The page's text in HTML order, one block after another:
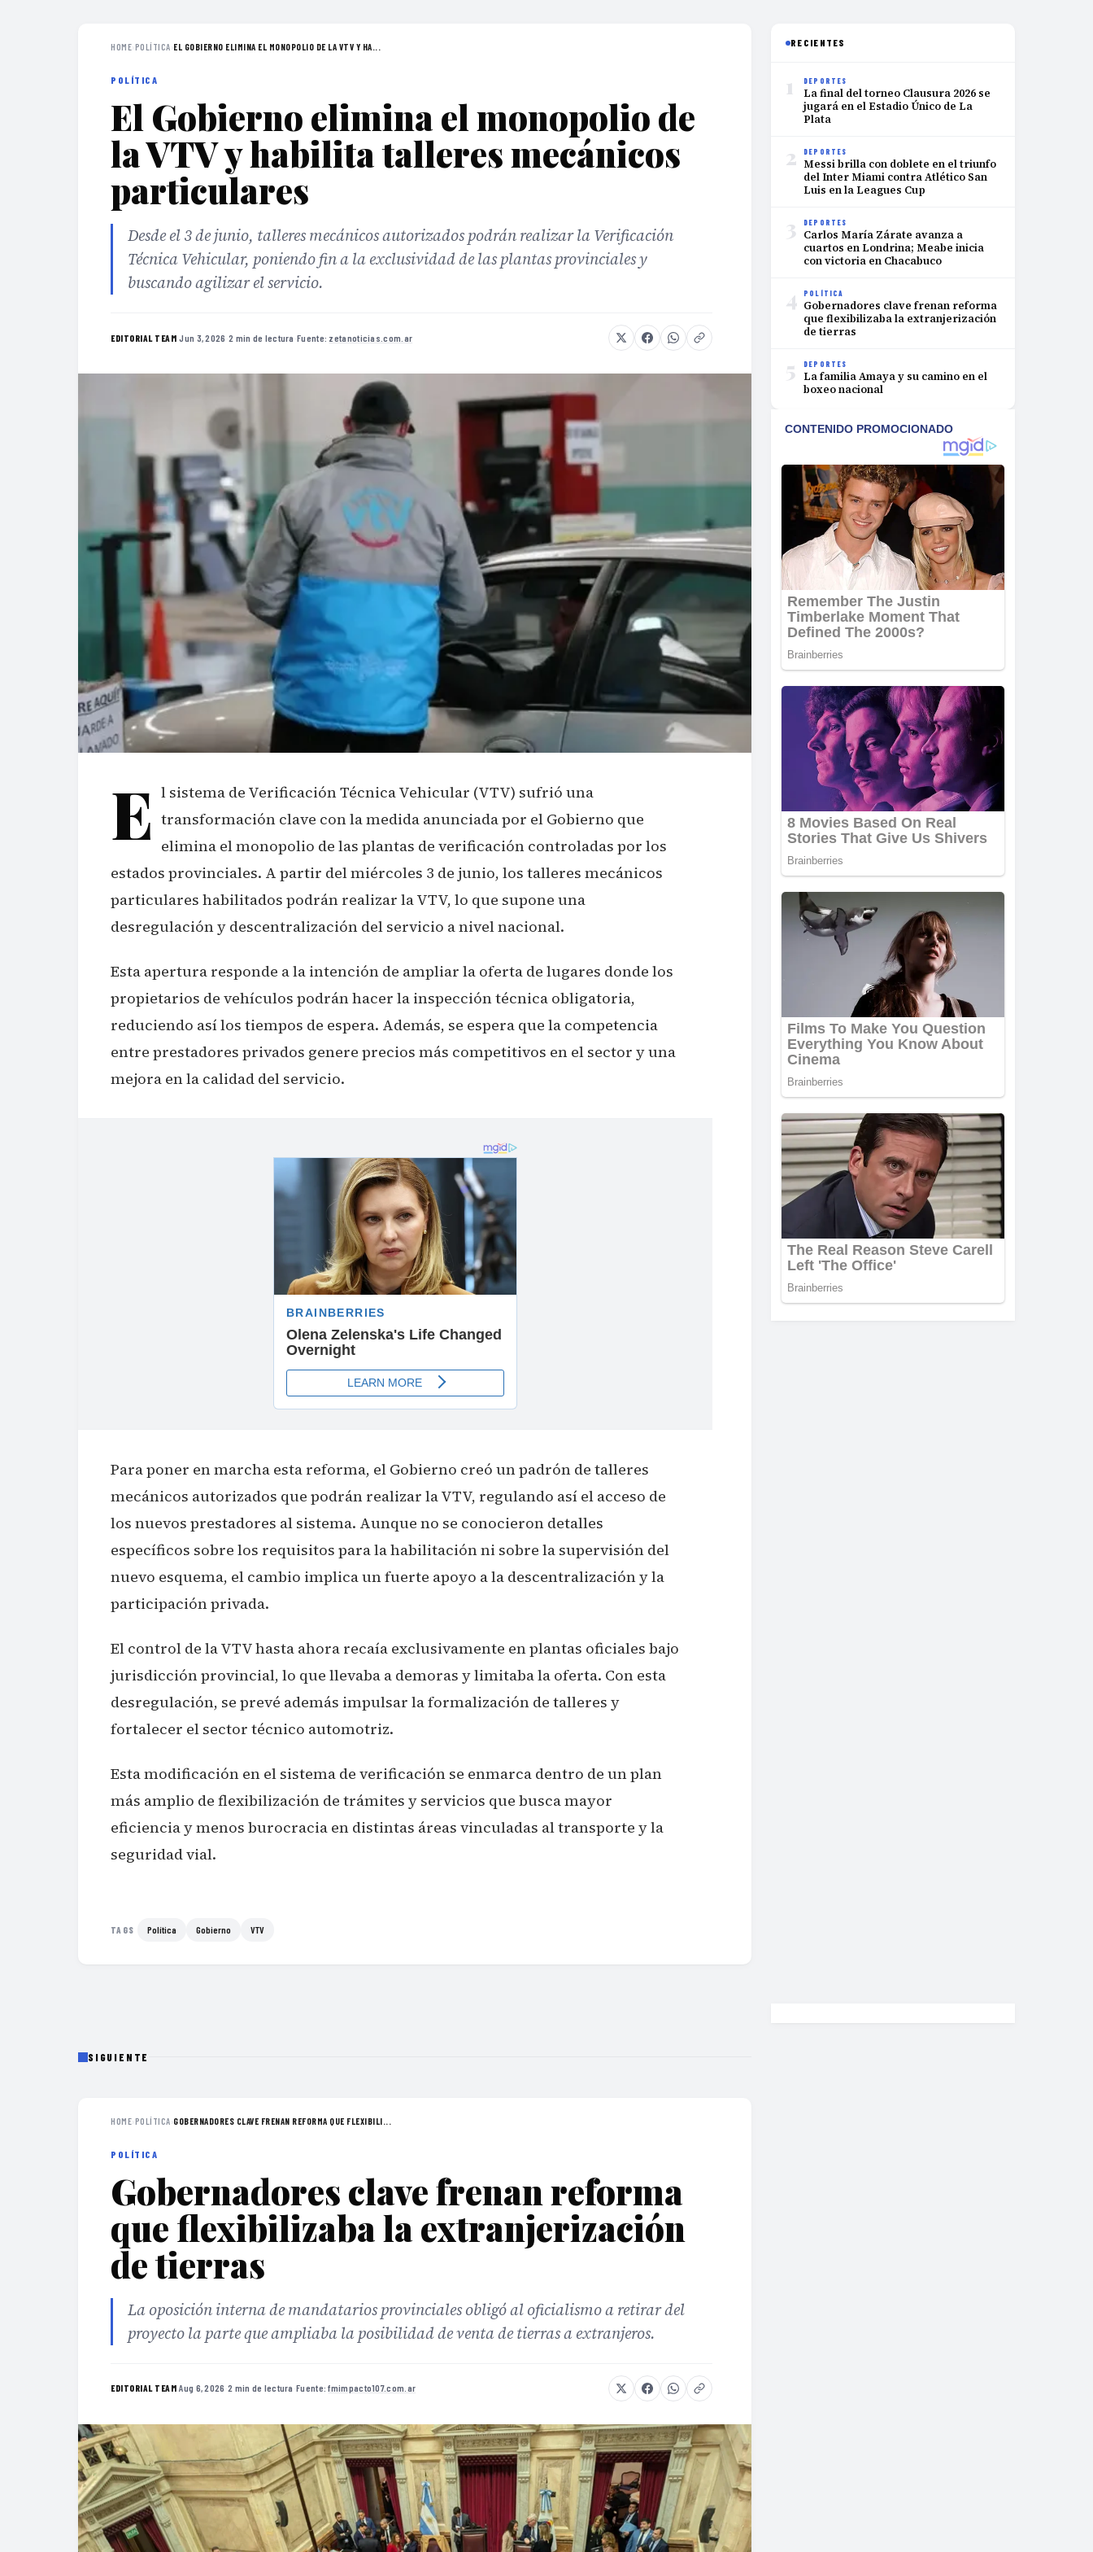
HOME›POLÍTICA›EL GOBIERNO ELIMINA EL MONOPOLIO DE LA VTV Y HA...
POLÍTICA
El Gobierno elimina el monopolio de
la VTV y habilita talleres mecánicos
particulares
Desde el 3 de junio, talleres mecánicos autorizados podrán realizar la Verificación
Técnica Vehicular, poniendo fin a la exclusividad de las plantas provinciales y
buscando agilizar el servicio.
EDITORIAL TEAM·Jun 3, 2026 ·2 min de lectura ·Fuente: zetanoticias.com.ar
E l sistema de Verificación Técnica Vehicular (VTV) sufrió una
transformación clave con la medida anunciada por el Gobierno que
elimina el monopolio de las plantas de verificación controladas por los
estados provinciales. A partir del miércoles 3 de junio, los talleres mecánicos
particulares habilitados podrán realizar la VTV, lo que supone una
desregulación y descentralización del servicio a nivel nacional.
Esta apertura responde a la intención de ampliar la oferta de lugares donde los
propietarios de vehículos podrán hacer la inspección técnica obligatoria,
reduciendo así los tiempos de espera. Además, se espera que la competencia
entre prestadores privados genere precios más competitivos en el sector y una
mejora en la calidad del servicio.
Para poner en marcha esta reforma, el Gobierno creó un padrón de talleres
mecánicos autorizados que podrán realizar la VTV, regulando así el acceso de
los nuevos prestadores al sistema. Aunque no se conocieron detalles
específicos sobre los requisitos para la habilitación ni sobre la supervisión del
nuevo esquema, el cambio implica un fuerte apoyo a la descentralización y la
participación privada.
El control de la VTV hasta ahora recaía exclusivamente en plantas oficiales bajo
jurisdicción provincial, lo que llevaba a demoras y limitaba la oferta. Con esta
desregulación, se prevé además impulsar la formalización de talleres y
fortalecer el sector técnico automotriz.
Esta modificación en el sistema de verificación se enmarca dentro de un plan
más amplio de flexibilización de trámites y servicios que busca mayor
eficiencia y menos burocracia en distintas áreas vinculadas al transporte y la
seguridad vial.
TAGS Política Gobierno VTV
RECIENTES
1 DEPORTES
La final del torneo Clausura 2026 se
jugará en el Estadio Único de La
Plata
2 DEPORTES
Messi brilla con doblete en el triunfo
del Inter Miami contra Atlético San
Luis en la Leagues Cup
3 DEPORTES
Carlos María Zárate avanza a
cuartos en Londrina; Meabe inicia
con victoria en Chacabuco
4 POLÍTICA
Gobernadores clave frenan reforma
que flexibilizaba la extranjerización
de tierras
5 DEPORTES
La familia Amaya y su camino en el
boxeo nacional
SIGUIENTE
HOME›POLÍTICA›GOBERNADORES CLAVE FRENAN REFORMA QUE FLEXIBILI...
POLÍTICA
Gobernadores clave frenan reforma
que flexibilizaba la extranjerización
de tierras
La oposición interna de mandatarios provinciales obligó al oficialismo a retirar del
proyecto la parte que ampliaba la posibilidad de venta de tierras a extranjeros.
EDITORIAL TEAM·Aug 6, 2026 ·2 min de lectura ·Fuente:fmimpacto107.com.ar